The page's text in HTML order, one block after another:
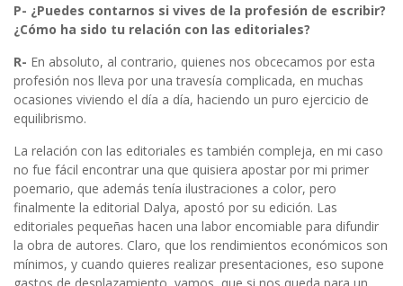
P- ¿Puedes contarnos si vives de la profesión de escribir?
¿Cómo ha sido tu relación con las editoriales?
R- En absoluto, al contrario, quienes nos obcecamos por esta
profesión nos lleva por una travesía complicada, en muchas
ocasiones viviendo el día a día, haciendo un puro ejercicio de
equilibrismo.
La relación con las editoriales es también compleja, en mi caso
no fue fácil encontrar una que quisiera apostar por mi primer
poemario, que además tenía ilustraciones a color, pero
finalmente la editorial Dalya, apostó por su edición. Las
editoriales pequeñas hacen una labor encomiable para difundir
la obra de autores. Claro, que los rendimientos económicos son
mínimos, y cuando quieres realizar presentaciones, eso supone